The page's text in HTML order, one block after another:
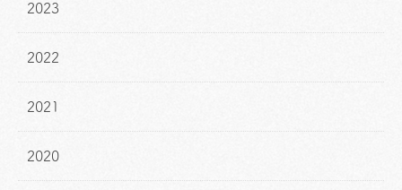
2023
2022
2021
2020